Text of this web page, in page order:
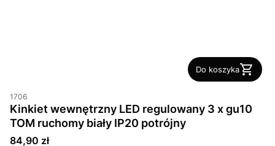
Do koszyka
1706
Kinkiet wewnętrzny LED regulowany 3 x gu10
TOM ruchomy biały IP20 potrójny
Cena
84,90 zł